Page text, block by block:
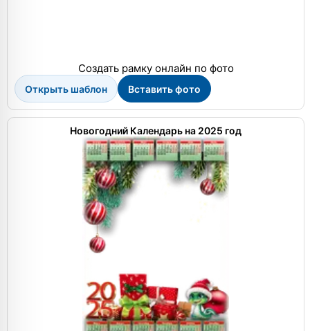
Создать рамку онлайн по фото
Открыть шаблон Вставить фото
Новогодний Календарь на 2025 год